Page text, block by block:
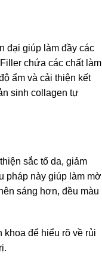
đại giúp làm đầy các
chứa các chất làm
ẩm và cải thiện kết
sinh collagen tự
sắc tố da, giảm
pháp này giúp làm mờ
sáng hơn, đều màu
khoa để hiểu rõ về rủi